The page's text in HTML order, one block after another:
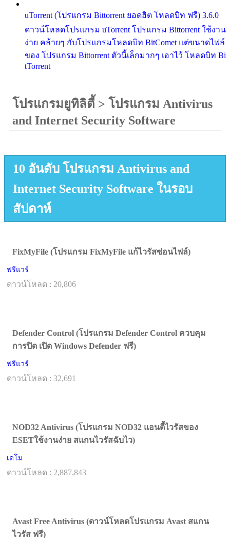
uTorrent (โปรแกรม Bittorrent ยอดฮิต โหลดบิท ฟรี) 3.6.0
ดาวน์โหลดโปรแกรม uTorrent โปรแกรม Bittorrent ใช้งาน
ง่าย คล้ายๆ กับโปรแกรมโหลดบิท BitComet แต่ขนาดไฟล์
ของ โปรแกรม Bittorrent ตัวนี้เล็กมากๆ เอาไว้ โหลดบิท Bi
tTorrent
โปรแกรมยูทิลิตี้ > โปรแกรม Antivirus
and Internet Security Software
10 อันดับ โปรแกรม Antivirus and
Internet Security Software ในรอบ
สัปดาห์
FixMyFile (โปรแกรม FixMyFile แก้ไวรัสซ่อนไฟล์)
ฟรีแวร์
ดาวน์โหลด : 20,806
Defender Control (โปรแกรม Defender Control ควบคุม
การปิด เปิด Windows Defender ฟรี)
ฟรีแวร์
ดาวน์โหลด : 32,691
NOD32 Antivirus (โปรแกรม NOD32 แอนตี้ไวรัสของ
ESETใช้งานง่าย สแกนไวรัสฉับไว)
เดโม
ดาวน์โหลด : 2,887,843
Avast Free Antivirus (ดาวน์โหลดโปรแกรม Avast สแกน
ไวรัส ฟรี)